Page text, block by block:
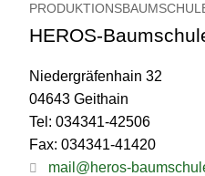
HEROS-
Niedergräfenhain 32
04643 Geithain
Tel: 034341-42506
Fax: 034341-41420
mail@heros-